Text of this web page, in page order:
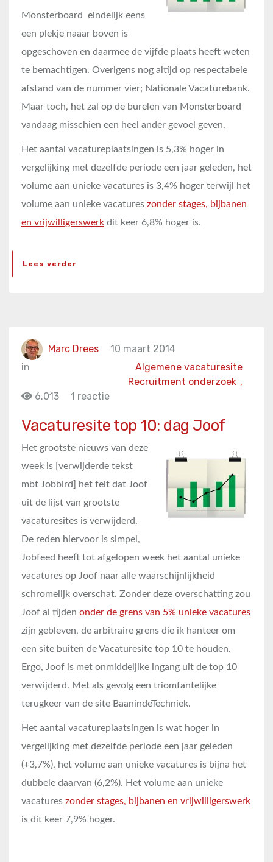
Monsterboard eindelijk eens
een plekje naaar boven is
opgeschoven en daarmee de vijfde plaats heeft weten
te bemachtigen. Overigens nog altijd op respectabele
afstand van de nummer vier; Nationale Vacaturebank.
Maar toch, het zal op de burelen van Monsterboard
vandaag misschien een heel ander gevoel geven.
Het aantal vacatureplaatsingen is 5,3% hoger in
vergelijking met dezelfde periode een jaar geleden, het
volume aan unieke vacatures is 3,4% hoger terwijl het
volume aan unieke vacatures zonder stages, bijbanen
en vrijwilligerswerk dit keer 6,8% hoger is.
Lees verder
Marc Drees
10 maart 2014
in
Algemene vacaturesite
Recruitment onderzoek ,
6.013
1 reactie
Vacaturesite top 10: dag Joof
Het grootste nieuws van deze
week is [verwijderde tekst
mbt Jobbird] het feit dat Joof
uit de lijst van grootste
vacaturesites is verwijderd.
De reden hiervoor is simpel,
Jobfeed heeft tot afgelopen week het aantal unieke
vacatures op Joof naar alle waarschijnlijkheid
schromelijk overschat. Zonder deze overschatting zou
Joof al tijden onder de grens van 5% unieke vacatures
zijn gebleven, de arbitraire grens die ik hanteer om
een site buiten de Vacaturesite top 10 te houden.
Ergo, Joof is met onmiddeljike ingang uit de top 10
verwijderd. Met als gevolg een triomfantelijke
terugkeer van de site BaanindeTechniek.
Het aantal vacatureplaatsingen is wat hoger in
vergelijking met dezelfde periode een jaar geleden
(+3,7%), het volume aan unieke vacatures is bijna het
dubbele daarvan (6,2%). Het volume aan unieke
vacatures zonder stages, bijbanen en vrijwilligerswerk
is dit keer 7,9% hoger.